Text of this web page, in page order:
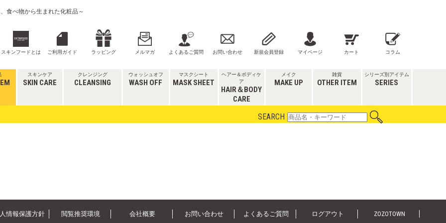
食べ物から生まれた化粧品～
スキンフードとは ご利用ガイド ラッピング メルマガ よくあるご質問 お問い合わせ 新規会員登録 マイページ カート コラム
スキンケア
SKIN CARE
クレンジング
CLEANSING
ウォッシュオフ
WASH OFF
マスクシート
MASK SHEET
ヘアー＆ボディケ
ア
HAIR＆BODY
CARE
メイク
MAKE UP
雑貨
OTHER ITEM
シリーズ別アイテム
SERIES
SEARCH
情報保護方針 閲覧推奨環境 会社概要 お問い合わせ よくあるご質問 ログアウト ZOZOTOWN